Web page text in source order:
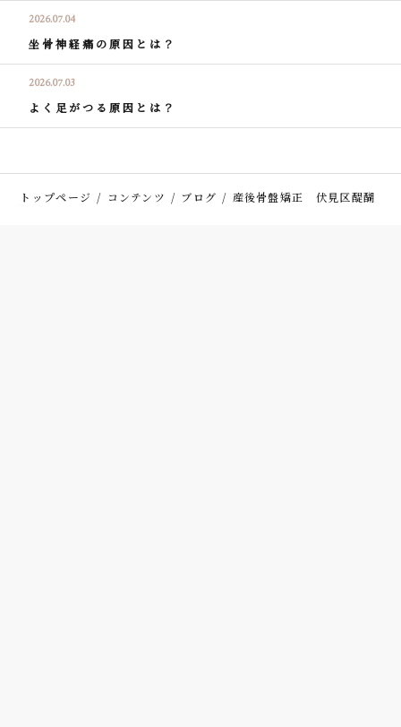
2026.07.04
坐骨神経痛の原因とは？
2026.07.03
よく足がつる原因とは？
トップページ コンテンツ ブログ 産後骨盤矯正 伏見区醍醐